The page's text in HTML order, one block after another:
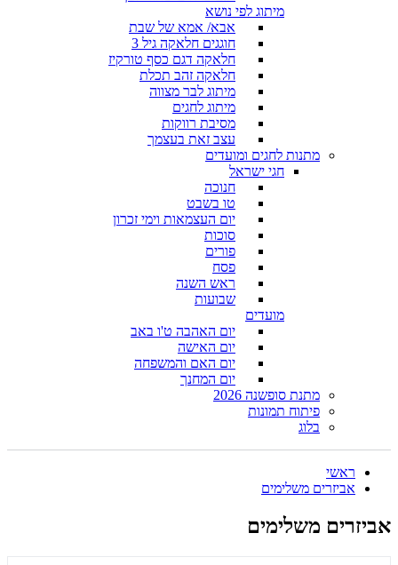
מיתוג לפי נושא
אבא/ אמא של שבת
חוגגים חלאקה גיל 3
חלאקה דגם כסף טורקיז
חלאקה זהב תכלת
מיתוג לבר מצווה
מיתוג לחגים
מסיבת רווקות
עצב זאת בעצמך
מתנות לחגים ומועדים
חגי ישראל
חנוכה
טו בשבט
יום העצמאות וימי זכרון
סוכות
פורים
פסח
ראש השנה
שבועות
מועדים
יום האהבה ט'ו באב
יום האישה
יום האם והמשפחה
יום המחנך
מתנת סופשנה 2026
פיתוח תמונות
בלוג
ראשי
אביזרים משלימים
אביזרים משלימים